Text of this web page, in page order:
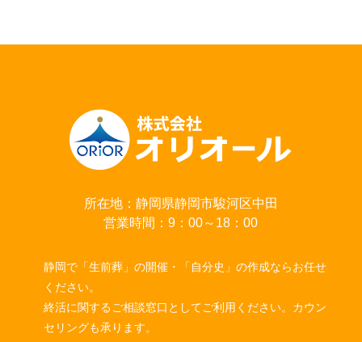
所在地：静岡県静岡市駿河区中田
営業時間：9：00～18：00
静岡で「生前葬」の開催・「自分史」の作成ならお任せ
ください。
終活に関するご相談窓口としてご利用ください。カウン
セリングも承ります。